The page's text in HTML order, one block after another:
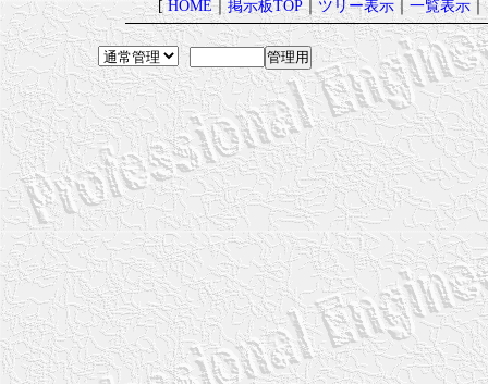
[HOME｜掲示板TOP｜ ツリー表示｜一覧表示｜